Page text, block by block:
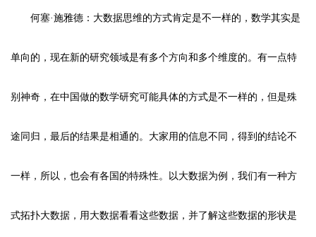
何塞·施雅德：大数据思维的方式肯定是不一样的，数学其实是
单向的，现在新的研究领域是有多个方向和多个维度的。有一点特
别神奇，在中国做的数学研究可能具体的方式是不一样的，但是殊
途同归，最后的结果是相通的。大家用的信息不同，得到的结论不
一样，所以，也会有各国的特殊性。以大数据为例，我们有一种方
式拓扑大数据，用大数据看看这些数据，并了解这些数据的形状是